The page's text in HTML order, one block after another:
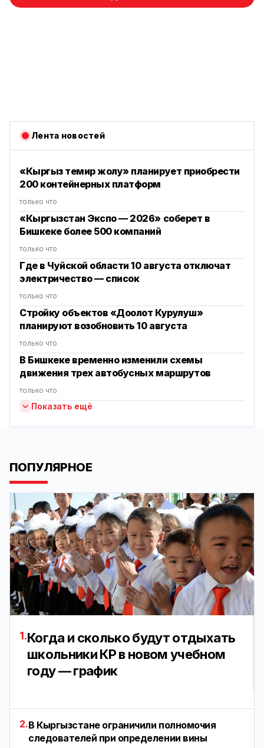
Лента новостей
«Кыргыз темир жолу» планирует приобрести
200 контейнерных платформ
только что
«Кыргызстан Экспо — 2026» соберет в
Бишкеке более 500 компаний
только что
Где в Чуйской области 10 августа отключат
электричество — список
только что
Стройку объектов «Доолот Курулуш»
планируют возобновить 10 августа
только что
В Бишкеке временно изменили схемы
движения трех автобусных маршрутов
только что
Показать ещё
ПОПУЛЯРНОЕ
1.Когда и сколько будут отдыхать
школьники КР в новом учебном
году — график
2.В Кыргызстане ограничили полномочия
следователей при определении вины